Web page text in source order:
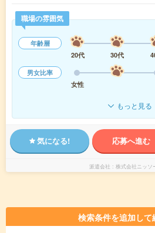
職場の雰囲気
年齢層
20代
30代
男女比率
女性
もっと見る
気になる! 応募へ進む
派遣会社 株式会社ニッソ
検索条件を追加して